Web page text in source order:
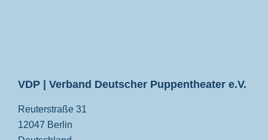
VDP | Verband Deutscher Puppentheater e.V.
Reuterstraße 31
12047 Berlin